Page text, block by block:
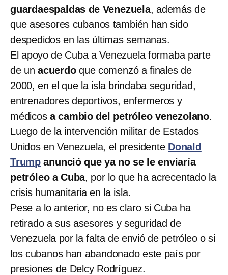
guardaespaldas de Venezuela, además de
que asesores cubanos también han sido
despedidos en las últimas semanas.
El apoyo de Cuba a Venezuela formaba parte
de un acuerdo que comenzó a finales de
2000, en el que la isla brindaba seguridad,
entrenadores deportivos, enfermeros y
médicos a cambio del petróleo venezolano.
Luego de la intervención militar de Estados
Unidos en Venezuela, el presidente Donald
Trump anunció que ya no se le enviaría
petróleo a Cuba, por lo que ha acrecentado la
crisis humanitaria en la isla.
Pese a lo anterior, no es claro si Cuba ha
retirado a sus asesores y seguridad de
Venezuela por la falta de envió de petróleo o si
los cubanos han abandonado este país por
presiones de Delcy Rodríguez.